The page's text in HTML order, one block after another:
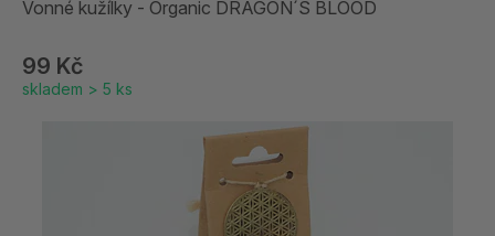
Vonné kužílky - Organic DRAGON´S BLOOD
99 Kč
skladem > 5 ks